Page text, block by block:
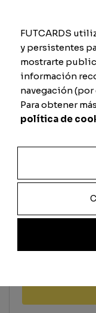
Ritmo
FUTCARDS
y persistentes
mostrarte
información
navegación
Para obtener
política de